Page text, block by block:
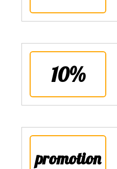
10%
promotion